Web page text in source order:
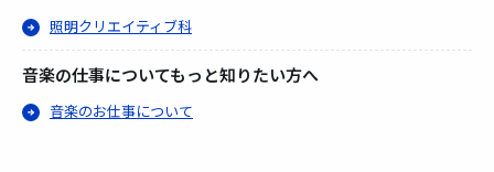
照明クリエイティブ科
音楽の仕事についてもっと知りたい方へ
音楽のお仕事について